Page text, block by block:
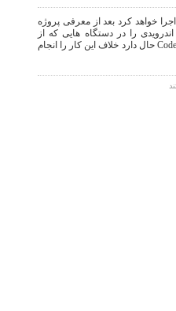
خواهد کرد بعد از معرفی پروژه
را در دستگاه هایی که از
ویندوز ۱۰ استفاده می کنند، می دهد، یک کمپانی به نام CodeWeavers حال دارد خلاف این کار را انجام